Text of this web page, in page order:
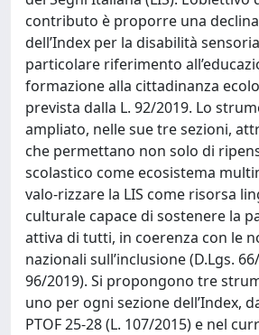
contributo è proporre una
dell’Index per la disabilità
particolare riferimento
formazione alla cittadinanza
prevista dalla L. 92/2019. Lo
ampliato, nelle sue tre sezioni,
che permettano non solo di
scolastico come ecosistema
valo-rizzare la LIS come risorsa
culturale capace di sostenere la
attiva di tutti, in coerenza con le
nazionali sull’inclusione (D.Lgs.
96/2019). Si propongono tre
uno per ogni sezione dell’Index,
PTOF 25-28 (L. 107/2015) e nel